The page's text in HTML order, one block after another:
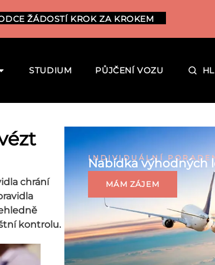
ŽÁDOSTÍ KROK ZA KROKEM
STUDIUM PŮJČENÍ VOZU
chrání
kontrolu.
INDIVIDUÁLNÍ
Nabídka výhodných
MÁM ZÁJEM